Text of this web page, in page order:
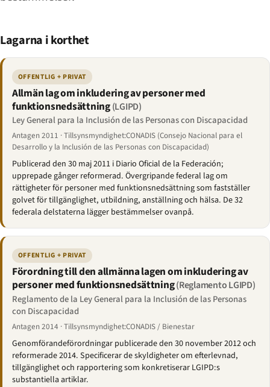
Lagarna i korthet
OFFENTLIG + PRIVAT
Allmän lag om inkludering av personer med
funktionsnedsättning(LGIPD)
Ley General para la Inclusión de las Personas con Discapacidad
Antagen 2011 · Tillsynsmyndighet:CONADIS (Consejo Nacional para el
Desarrollo y la Inclusión de las Personas con Discapacidad)
Publicerad den 30 maj 2011 i Diario Oficial de la Federación;
upprepade gånger reformerad. Övergripande federal lag om
rättigheter för personer med funktionsnedsättning som fastställer
golvet för tillgänglighet, utbildning, anställning och hälsa. De 32
federala delstaterna lägger bestämmelser ovanpå.
OFFENTLIG + PRIVAT
Förordning till den allmänna lagen om inkludering av
personer med funktionsnedsättning(Reglamento LGIPD)
Reglamento de la Ley General para la Inclusión de las Personas
con Discapacidad
Antagen 2014 · Tillsynsmyndighet:CONADIS / Bienestar
Genomförandeförordningar publicerade den 30 november 2012 och
reformerade 2014. Specificerar de skyldigheter om efterlevnad,
tillgänglighet och rapportering som konkretiserar LGIPD:s
substantiella artiklar.